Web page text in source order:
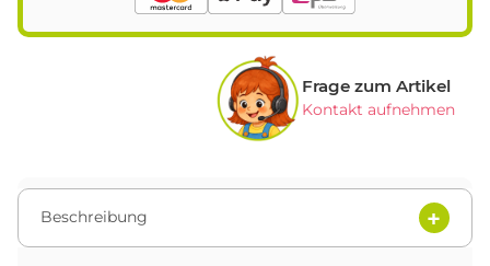
Frage zum Artikel
Kontakt aufnehmen
Beschreibung